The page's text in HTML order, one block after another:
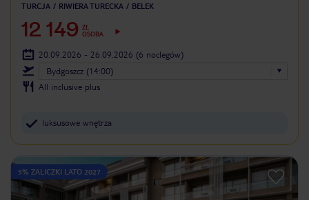
TURCJA RIWIERA TURECKA BELEK
12 149 ZŁ
OSOBA
20.09.2026 - 26.09.2026 (6 noclegów)
Bydgoszcz (14:00)
All inclusive plus
luksusowe wnętrza
5% ZALICZKI LATO 2027